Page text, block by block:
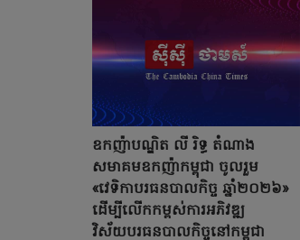
ឧកញ៉ាបណ្ឌិត លី រិទ្ធ តំណាង
សមាគមឧកញ៉ាកម្ពុជា ចូលរួម
«វេទិកាបរធនបាលកិច្ច ឆ្នាំ២០២៦»
ដើម្បីលើកកម្ពស់ការអភិវឌ្ឍ
វិស័យបរធនបាលកិច្ចនៅកម្ពុជា